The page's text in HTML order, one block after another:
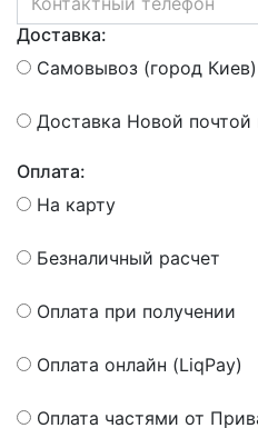
Доставка:
Самовывоз (город Киев)
Доставка Новой почтой
Оплата:
На карту
Безналичный расчет
Оплата при получении
Оплата онлайн (LiqPay)
Оплата частями от